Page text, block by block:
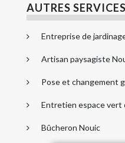
AUTRES SERVICES
Entreprise de
Artisan paysagiste
Pose et changement
Entretien espace vert
Bûcheron Nouic